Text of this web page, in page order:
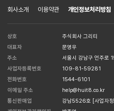
회사소개 이용약관 개인정보처리방침
상호
주식회사 그리티
대표자
문영우
주소
서울시 강남구 언주로
사업자등록번호
109-81-59281
전화번호
1544-6101
이메일 주소
help@huit8.co.kr
통신판매업
강남5526호 [사업자